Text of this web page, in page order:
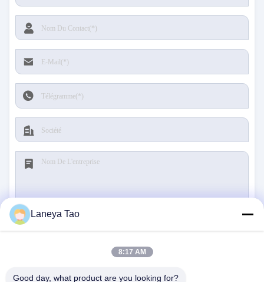
Laneya Tao
8:17 AM
Good day, what product are you looking for?